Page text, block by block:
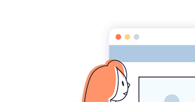
Croqu'livre